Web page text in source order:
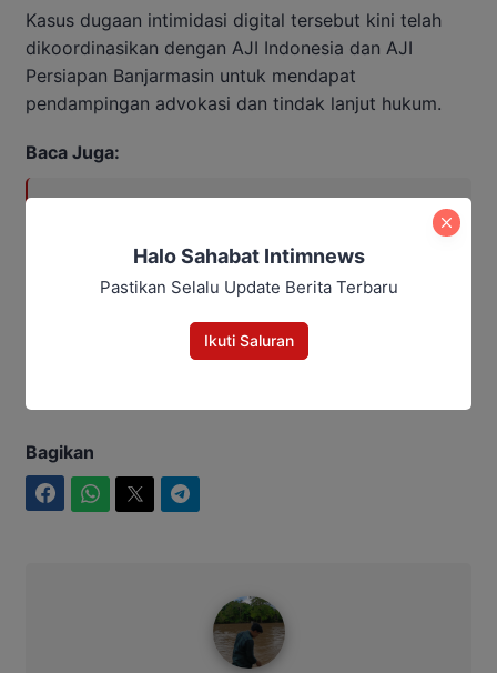
Kasus dugaan intimidasi digital tersebut kini telah
dikoordinasikan dengan AJI Indonesia dan AJI
Persiapan Banjarmasin untuk mendapat
pendampingan advokasi dan tindak lanjut hukum.
Baca Juga:
Berlanjut, Tiga Terdakwa Ajukan
Eksepsi
Bagikan
Halo Sahabat Intimnews
Pastikan Selalu Update Berita Terbaru
Ikuti Saluran